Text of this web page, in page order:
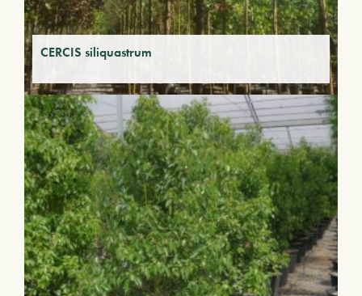
CERCIS siliquastrum